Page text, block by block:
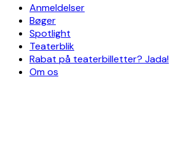
Anmeldelser
Bøger
Spotlight
Teaterblik
Rabat på teaterbilletter? Jada!
Om os